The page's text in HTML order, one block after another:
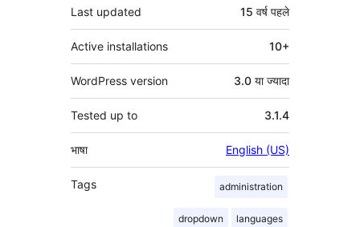
Last updated 15 वर्ष पहले
Active installations 10+
WordPress version 3.0 या ज्यादा
Tested up to 3.1.4
भाषा English (US)
Tags administration
dropdown languages